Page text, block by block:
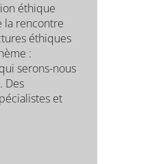
éthique
la rencontre
éthiques
:
serons-nous
Des
et